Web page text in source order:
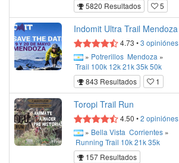
5820 Resultados
5
Indomit Ultra Trail Mendoza
4.73 •3 opiniónes
» Potrerillos Mendoza »
Trail 100k 12k21k35k50k
843 Resultados
1
Toropi Trail Run
4.50 •2 opiniónes
» Bella Vista Corrientes »
Running Trail 10k21k35k
157 Resultados